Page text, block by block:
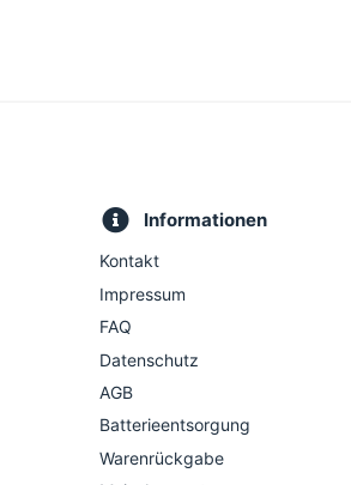
Informationen
Kontakt
Impressum
FAQ
Datenschutz
AGB
Batterieentsorgung
Warenrückgabe